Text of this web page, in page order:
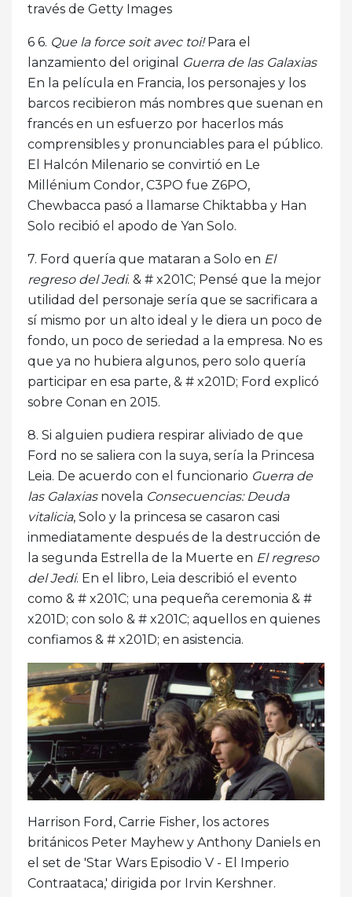
través de Getty Images
6 6. Que la force soit avec toi!Para el
lanzamiento del original
Guerra de las Galaxias
En la película en Francia, los personajes y los
barcos recibieron más nombres que suenan en
francés en un esfuerzo por hacerlos más
comprensibles y pronunciables para el público.
El Halcón Milenario se convirtió en Le
Millénium Condor, C3PO fue Z6PO,
Chewbacca pasó a llamarse Chiktabba y Han
Solo recibió el apodo de Yan Solo.
7. Ford quería que mataran a Solo en El
regreso del Jedi. & # x201C; Pensé que la mejor
utilidad del personaje sería que se sacrificara a
sí mismo por un alto ideal y le diera un poco de
fondo, un poco de seriedad a la empresa. No es
que ya no hubiera algunos, pero solo quería
participar en esa parte, & # x201D; Ford explicó
sobre Conan en 2015.
8. Si alguien pudiera respirar aliviado de que
Ford no se saliera con la suya, sería la Princesa
Leia. De acuerdo con el funcionario Guerra de
las Galaxiasnovela Consecuencias: Deuda
vitalicia, Solo y la princesa se casaron casi
inmediatamente después de la destrucción de
la segunda Estrella de la Muerte en El regreso
del Jedi. En el libro, Leia describió el evento
como & # x201C; una pequeña ceremonia & #
x201D; con solo & # x201C; aquellos en quienes
confiamos & # x201D; en asistencia.
Harrison Ford, Carrie Fisher, los actores
británicos Peter Mayhew y Anthony Daniels en
el set de 'Star Wars Episodio V - El Imperio
Contraataca,' dirigida por Irvin Kershner.